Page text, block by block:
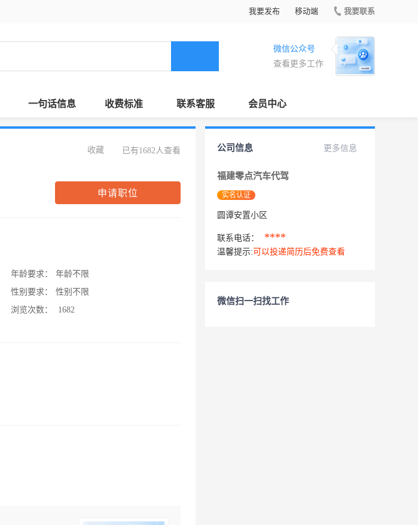
我要发布 移动端 我要联系
微信公众号
查看更多工作
一句话信息 收费标准 联系客服 会员中心
已有1682人查看
收藏
申请职位
年龄要求：
年龄不限
性别要求：
性别不限
浏览次数：
1682
更多信息
公司信息
福建零点汽车代驾
实名认证
圆谭安置小区
联系电话： ****
温馨提示: 可以投递简历后免费查看
微信扫一扫找工作